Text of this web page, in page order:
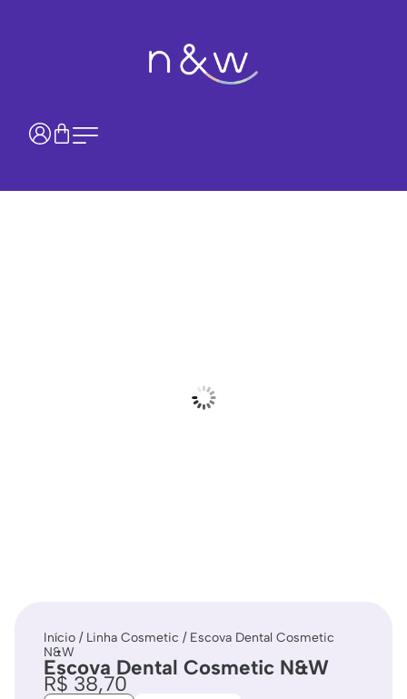
Início / Linha Cosmetic / Escova Dental Cosmetic
N&W
Escova Dental Cosmetic N&W
R$38,70